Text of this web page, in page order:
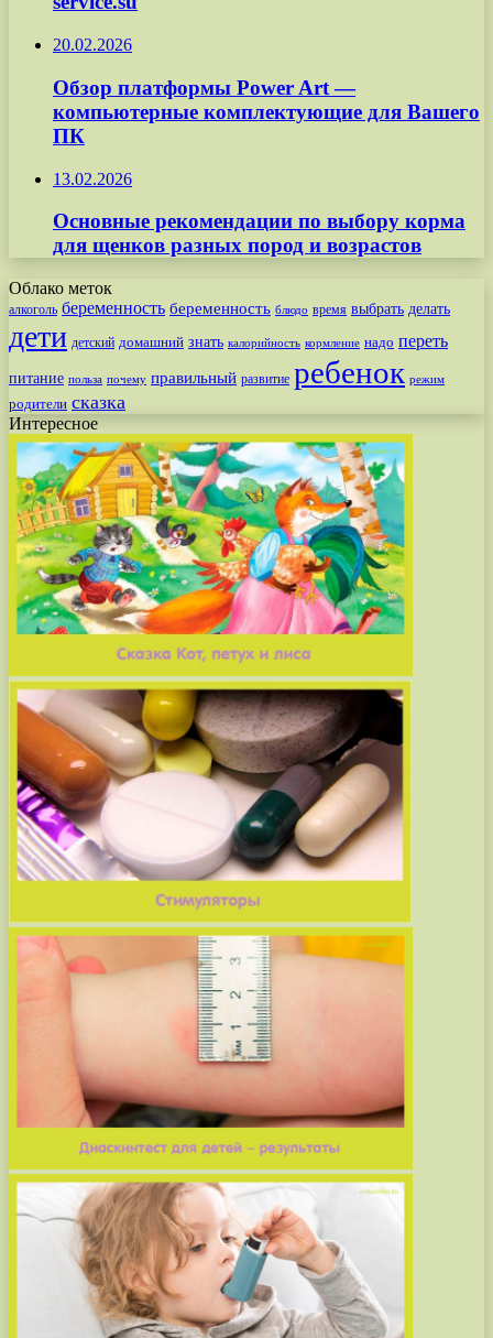
20.02.2026
Обзор платформы Power Art —
компьютерные комплектующие для Вашего
ПК
13.02.2026
Основные рекомендации по выбору корма
для щенков разных пород и возрастов
Облако меток
алкоголь беременность беременность блюдо время выбрать делать
дети детский домашний знать калорийность кормление надо переть
питание польза почему правильный развитие ребенок режим
родители сказка
Интересное